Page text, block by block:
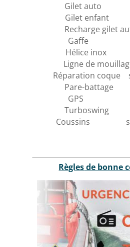
Gilet auto
Gilet
Recharge gilet
Gaffe
Hélice inox
Ligne de
Réparation coque
Pare-
GPS
Coussins
Règlesde bonne